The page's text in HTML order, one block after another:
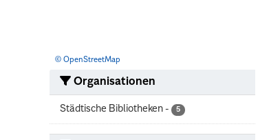
© OpenStreetMap
Organisationen
Städtische Bibliotheken - 5